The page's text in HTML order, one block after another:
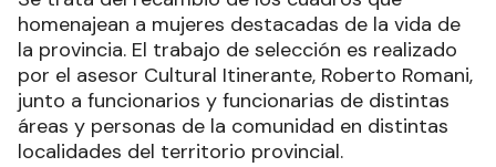
homenajean a mujeres destacadas de la vida de
la provincia. El trabajo de selección es realizado
por el asesor Cultural Itinerante, Roberto Romani,
junto a funcionarios y funcionarias de distintas
áreas y personas de la comunidad en distintas
localidades del territorio provincial.